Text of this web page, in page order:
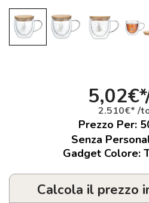
2.510€* /
Prezzo Per:
Senza
Gadget Colore:
Calcola il prezzo